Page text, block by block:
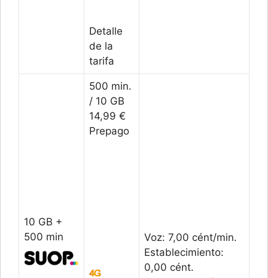
Detalle
de la
tarifa
10 GB +
500 min
500 min.
/ 10 GB
14,99 €
Prepago
Voz: 7,00 cént/min.
Establecimiento:
0,00 cént.